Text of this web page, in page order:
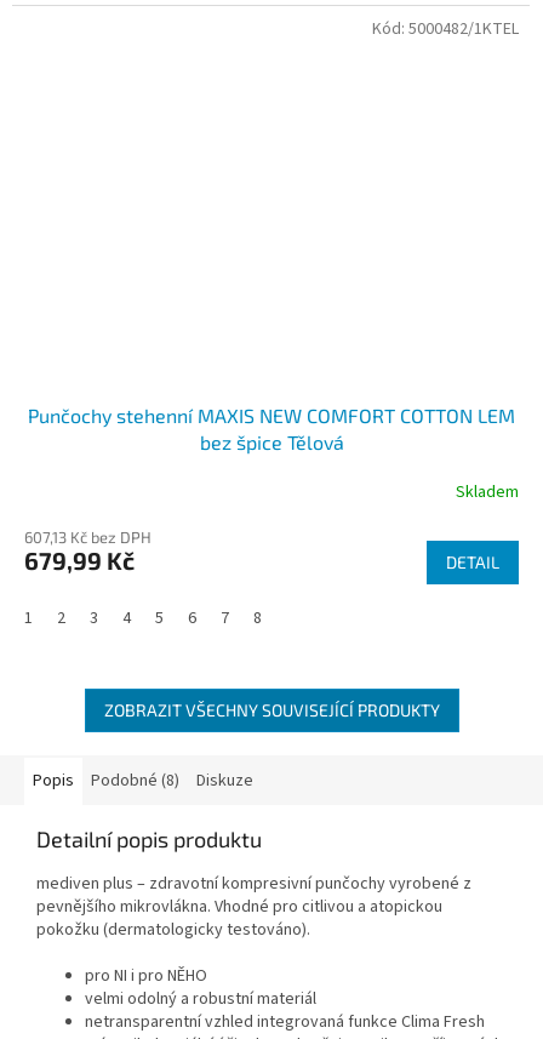
Punčochy stehenní MAXIS NEW COMFORT COTTON LEM
bez špice Tělová
Skladem
607,13 Kč bez DPH
679,99 Kč DETAIL
1 2 3 4 5 6 7 8
Kód: 5000482/1KTEL
ZOBRAZIT VŠECHNY SOUVISEJÍCÍ PRODUKTY
Popis Podobné (8) Diskuze
Detailní popis produktu
mediven plus – zdravotní kompresivní punčochy vyrobené z
pevnějšího mikrovlákna. Vhodné pro citlivou a atopickou
pokožku (dermatologicky testováno).
pro NI i pro NĚHO
velmi odolný a robustní materiál
netransparentní vzhled integrovaná funkce Clima Fresh